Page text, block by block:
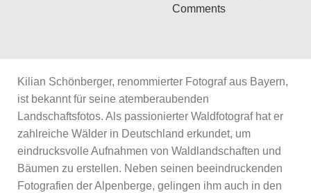
Comments
Kilian Schönberger, renommierter Fotograf aus Bayern,
ist bekannt für seine atemberaubenden
Landschaftsfotos. Als passionierter Waldfotograf hat er
zahlreiche Wälder in Deutschland erkundet, um
eindrucksvolle Aufnahmen von Waldlandschaften und
Bäumen zu erstellen. Neben seinen beeindruckenden
Fotografien der Alpenberge, gelingen ihm auch in den